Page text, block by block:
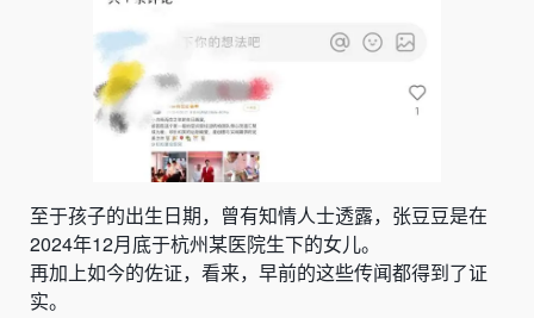
至于孩子的出生日期，曾有知情人士透露，张豆豆是在
2024年12月底于杭州某医院生下的女儿。
再加上如今的佐证，看来，早前的这些传闻都得到了证
实。